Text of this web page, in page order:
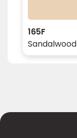
165F
Sandalwood